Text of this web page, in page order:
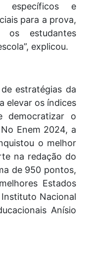
específicos e
para a prova,
os estudantes
explicou.
estratégias da
elevar os índices
democratizar o
Enem 2024, a
o melhor
na redação do
de 950 pontos,
Estados
Nacional
Anísio